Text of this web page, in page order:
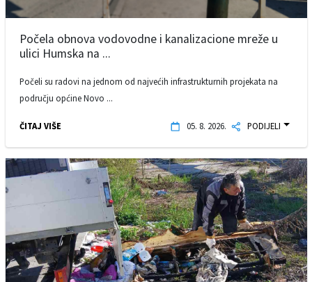
Počela obnova vodovodne i kanalizacione mreže u
ulici Humska na ...
Počeli su radovi na jednom od najvećih infrastrukturnih projekata na
području općine Novo ...
ČITAJ VIŠE 05. 8. 2026. PODIJELI